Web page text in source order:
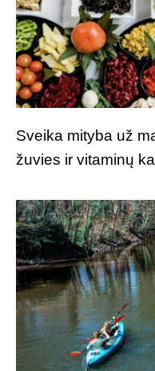
Sveika mityba už
žuvies ir vitaminų